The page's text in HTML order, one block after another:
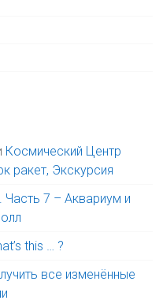
Космический Центр
ракет, Экскурсия
Часть 7 – Аквариум и
this … ?
все изменённые